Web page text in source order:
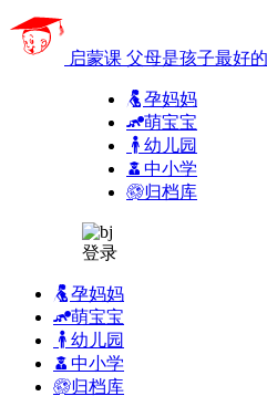
启蒙课 父母是孩子最好
孕妈妈
萌宝宝
幼儿园
中小学
归档库
登录
孕妈妈
萌宝宝
幼儿园
中小学
归档库